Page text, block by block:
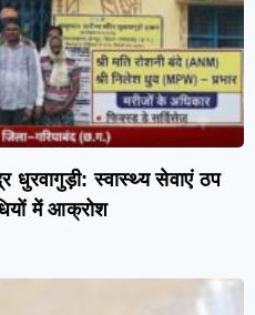
स्वास्थ्य सेवाएं ठप
में आक्रोश